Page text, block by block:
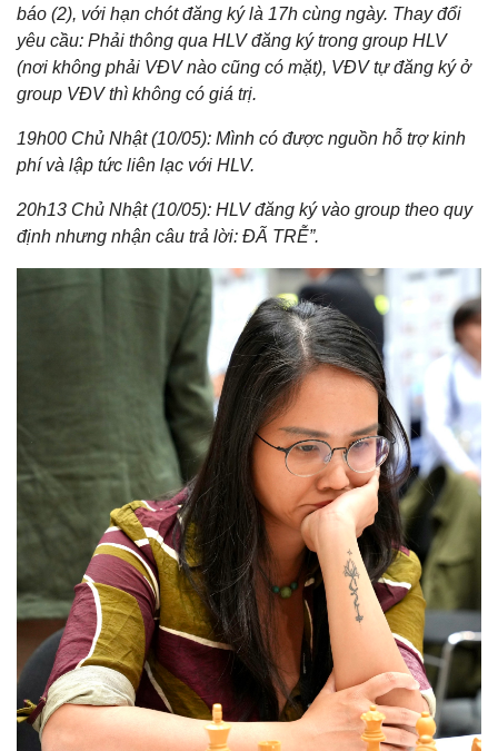
báo (2), với hạn chót đăng ký là 17h cùng ngày. Thay đổi
yêu cầu: Phải thông qua HLV đăng ký trong group HLV
(nơi không phải VĐV nào cũng có mặt), VĐV tự đăng ký ở
group VĐV thì không có giá trị.
19h00 Chủ Nhật (10/05): Mình có được nguồn hỗ trợ kinh
phí và lập tức liên lạc với HLV.
20h13 Chủ Nhật (10/05): HLV đăng ký vào group theo quy
định nhưng nhận câu trả lời: ĐÃ TRỄ”.